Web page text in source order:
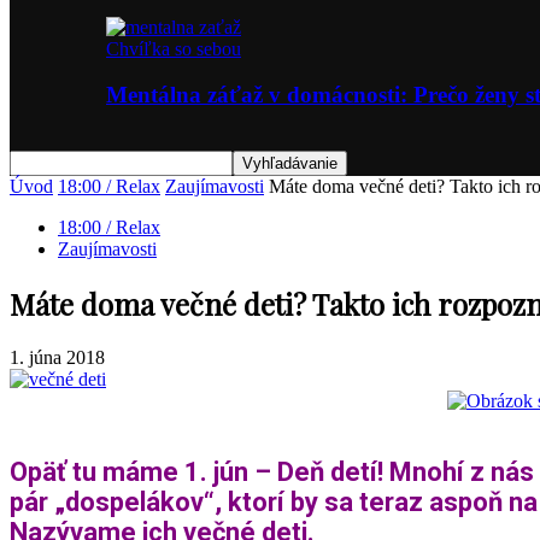
Chvíľka so sebou
Mentálna záťaž v domácnosti: Prečo ženy
Úvod 18:00 / Relax Zaujímavosti Máte doma večné deti? Takto ich
18:00 / Relax
Zaujímavosti
Máte doma večné deti? Takto ich
1. júna 2018
Opäť tu máme 1. jún – Deň detí! Mnohí z
pár „dospelákov“, ktorí by sa teraz aspoň
Nazývame ich večné deti.